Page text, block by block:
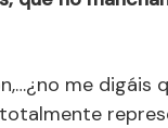
me digáis